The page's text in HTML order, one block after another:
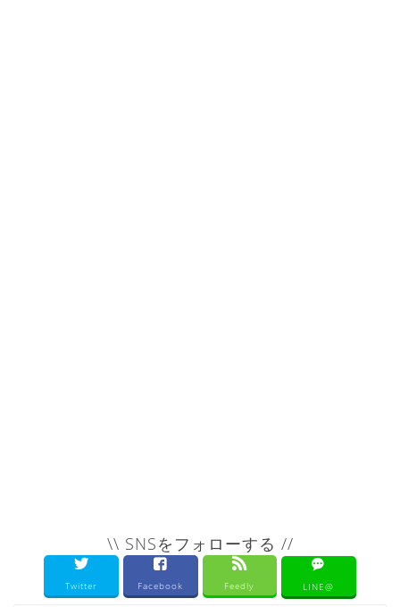
\\ SNSをフォローする //
Twitter Facebook Feedly LINE@